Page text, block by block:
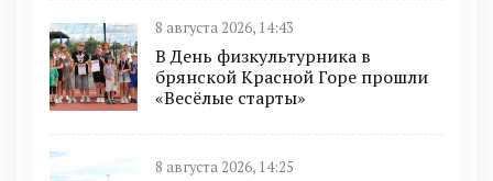
8 августа 2026, 14:43
В День физкультурника в
брянской Красной Горе прошли
«Весёлые старты»
8 августа 2026, 14:25